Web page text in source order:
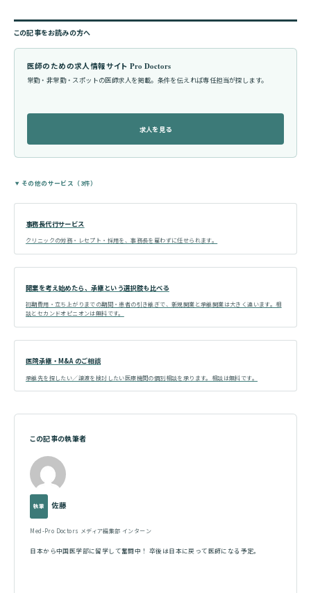
この記事をお読みの方へ
医師のための求人情報サイト Pro Doctors
常勤・非常勤・スポットの医師求人を掲載。条件を伝えれば専任担当が探します。
求人を見る
その他のサービス（3件）
事務長代行サービス
クリニックの労務・レセプト・採用を、事務長を雇わずに任せられます。
開業を考え始めたら、承継という選択肢も比べる
初期費用・立ち上がりまでの期間・患者の引き継ぎで、新規開業と承継開業は大きく違います。相
談とセカンドオピニオンは無料です。
医院承継・M&A のご相談
承継先を探したい／譲渡を検討したい医療機関の個別相談を承ります。相談は無料です。
この記事の執筆者
執筆 佐藤
Med-Pro Doctors メディア編集部 インターン
日本から中国医学部に留学して奮闘中！ 卒後は日本に戻って医師になる予定。